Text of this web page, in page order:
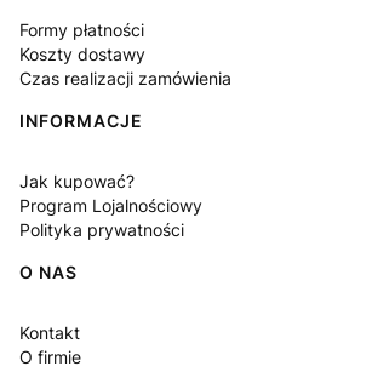
Formy płatności
Koszty dostawy
Czas realizacji zamówienia
INFORMACJE
Jak kupować?
Program Lojalnościowy
Polityka prywatności
O NAS
Kontakt
O firmie